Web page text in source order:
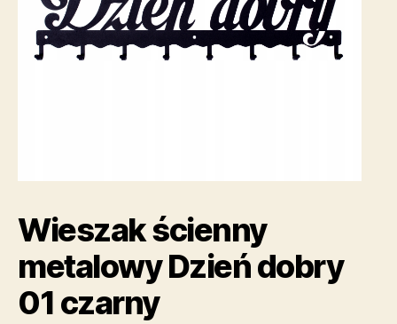
Wieszak ścienny
metalowy Dzień dobry
01 czarny